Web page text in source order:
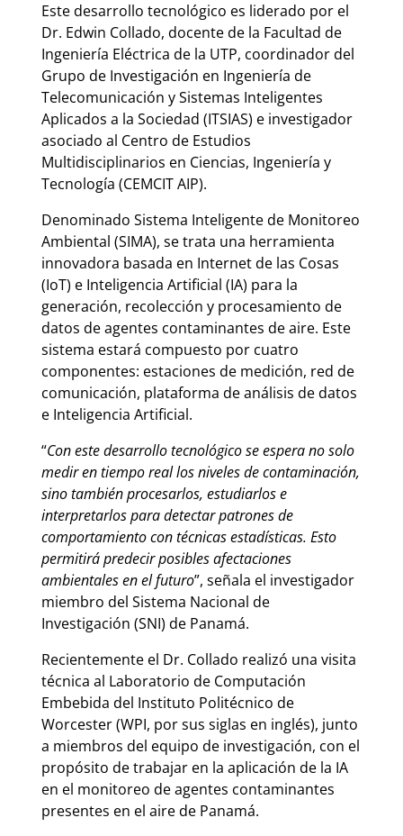
Este desarrollo tecnológico es liderado por el
Dr. Edwin Collado, docente de la Facultad de
Ingeniería Eléctrica de la UTP, coordinador del
Grupo de Investigación en Ingeniería de
Telecomunicación y Sistemas Inteligentes
Aplicados a la Sociedad (ITSIAS) e investigador
asociado al Centro de Estudios
Multidisciplinarios en Ciencias, Ingeniería y
Tecnología (CEMCIT AIP).
Denominado Sistema Inteligente de Monitoreo
Ambiental (SIMA), se trata una herramienta
innovadora basada en Internet de las Cosas
(IoT) e Inteligencia Artificial (IA) para la
generación, recolección y procesamiento de
datos de agentes contaminantes de aire. Este
sistema estará compuesto por cuatro
componentes: estaciones de medición, red de
comunicación, plataforma de análisis de datos
e Inteligencia Artificial.
“Con este desarrollo tecnológico se espera no solo
medir en tiempo real los niveles de contaminación,
sino también procesarlos, estudiarlos e
interpretarlos para detectar patrones de
comportamiento con técnicas estadísticas. Esto
permitirá predecir posibles afectaciones
ambientales en el futuro”, señala el investigador
miembro del Sistema Nacional de
Investigación (SNI) de Panamá.
Recientemente el Dr. Collado realizó una visita
técnica al Laboratorio de Computación
Embebida del Instituto Politécnico de
Worcester (WPI, por sus siglas en inglés), junto
a miembros del equipo de investigación, con el
propósito de trabajar en la aplicación de la IA
en el monitoreo de agentes contaminantes
presentes en el aire de Panamá.